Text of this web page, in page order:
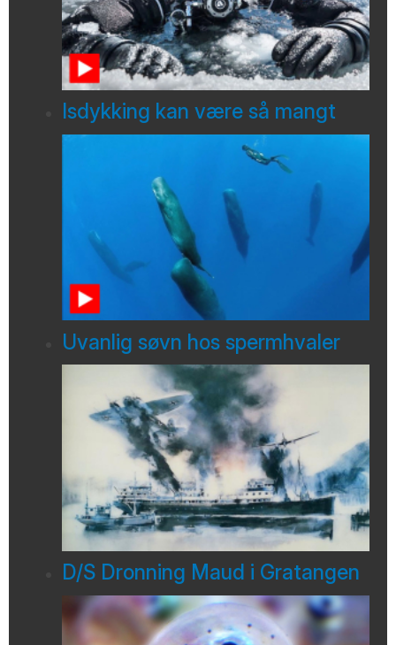
Isdykking kan være så mangt
Uvanlig søvn hos spermhvaler
D/S Dronning Maud i Gratangen